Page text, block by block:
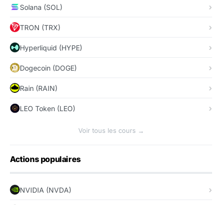
Solana (SOL)
TRON (TRX)
Hyperliquid (HYPE)
Dogecoin (DOGE)
Rain (RAIN)
LEO Token (LEO)
Voir tous les cours →
Actions populaires
NVIDIA (NVDA)